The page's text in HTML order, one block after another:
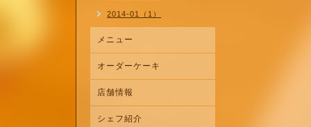
2014-01（1）
メニュー
オーダーケーキ
店舗情報
シェフ紹介